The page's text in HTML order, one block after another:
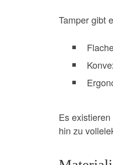
Tamper gibt
Es
hin zu